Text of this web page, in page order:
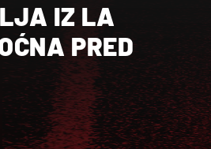
IZ LA
PRED